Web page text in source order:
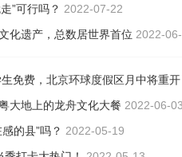
”可行吗？ 2022-07-22
化遗产，总数居世界首位 2022-
免费，北京环球度假区月中将重开
大地上的龙舟文化大餐 2022-06-03
的县”吗？ 2022-05-19